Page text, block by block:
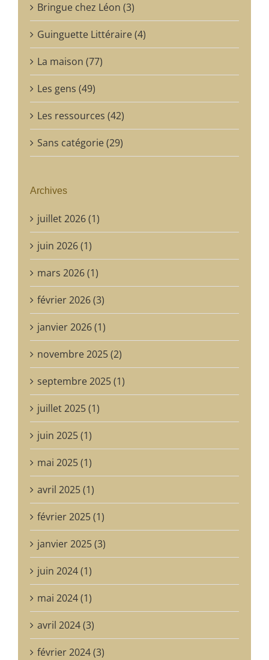
Bringue chez Léon (3)
Guinguette Littéraire (4)
La maison (77)
Les gens (49)
Les ressources (42)
Sans catégorie (29)
Archives
juillet 2026 (1)
juin 2026 (1)
mars 2026 (1)
février 2026 (3)
janvier 2026 (1)
novembre 2025 (2)
septembre 2025 (1)
juillet 2025 (1)
juin 2025 (1)
mai 2025 (1)
avril 2025 (1)
février 2025 (1)
janvier 2025 (3)
juin 2024 (1)
mai 2024 (1)
avril 2024 (3)
février 2024 (3)